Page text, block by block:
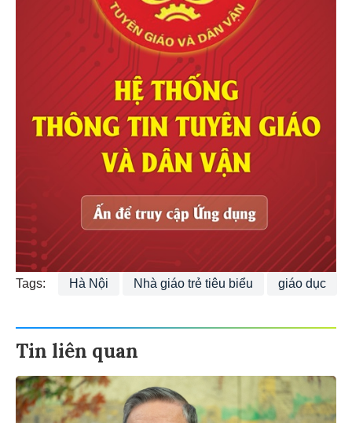
Tags: Hà Nội Nhà giáo trẻ tiêu biểu giáo dục
Tin liên quan